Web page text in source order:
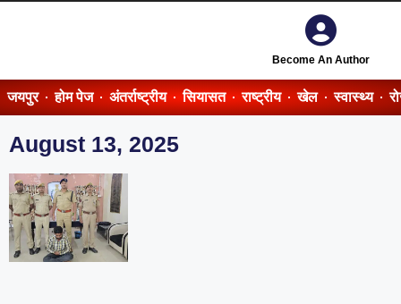
Become An Author
जयपुर होम पेज अंतर्राष्ट्रीय सियासत राष्ट्रीय खेल स्वास्थ्य
August 13, 2025